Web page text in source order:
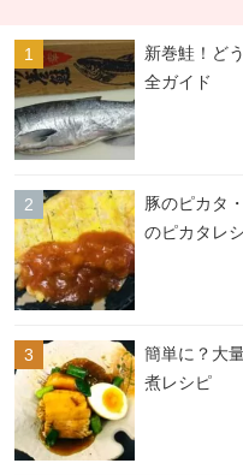
新巻鮭！ど
全ガイド
豚のピカタ
のピカタレ
簡単に？大
煮レシピ